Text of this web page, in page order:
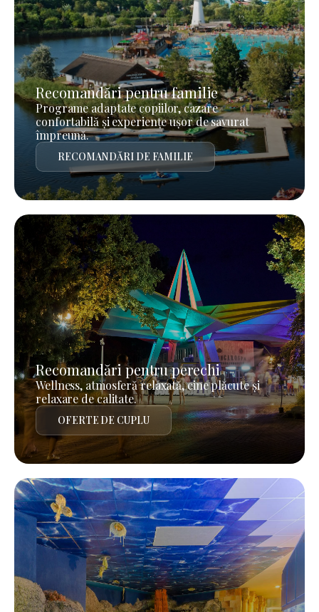
Recomandări pentru familie
Programe adaptate copiilor, cazare
confortabilă și experiențe ușor de savurat
împreună.
RECOMANDĂRI DE FAMILIE
Recomandări pentru perechi
Wellness, atmosferă relaxată, cine plăcute și
relaxare de calitate.
OFERTE DE CUPLU